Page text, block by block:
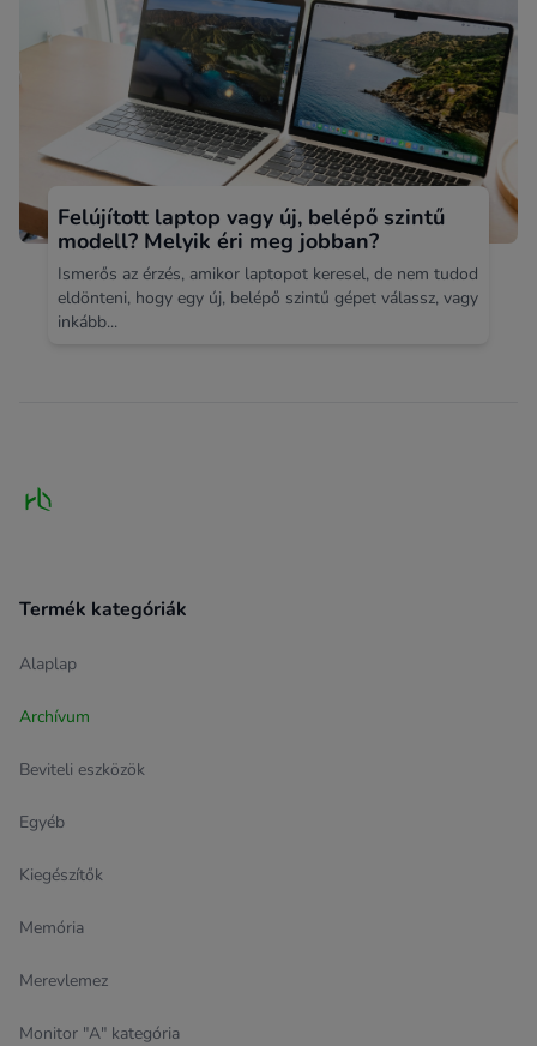
Felújított laptop vagy új, belépő szintű
modell? Melyik éri meg jobban?
Ismerős az érzés, amikor laptopot keresel, de nem tudod
eldönteni, hogy egy új, belépő szintű gépet válassz, vagy
inkább...
Termék kategóriák
Alaplap
Archívum
Beviteli eszközök
Egyéb
Kiegészítők
Memória
Merevlemez
Monitor "A" kategória